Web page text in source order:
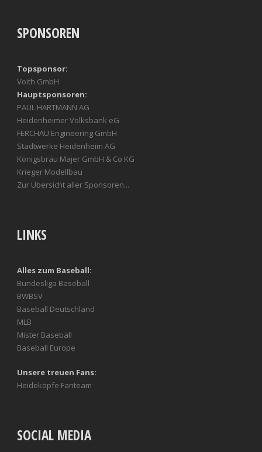
SPONSOREN
Topsponsor:
Voith GmbH
Hauptsponsoren:
PAUL HARTMANN AG
Heidenheimer Volksbank eG
FERCHAU Engineering GmbH
Stadtwerke Heidenheim AG
Königsbräu Majer GmbH & Co KG
Krieger Modellbau
Zur Übersicht aller Sponsoren...
LINKS
Alles zum Baseball:
Bundesliga Baseball
BWBSV
Baseball Deutschland
MLB
Mister Baseball
Baseball Europe
Unsere treuen Fans:
Heideköpfe Fanteam
SOCIAL MEDIA